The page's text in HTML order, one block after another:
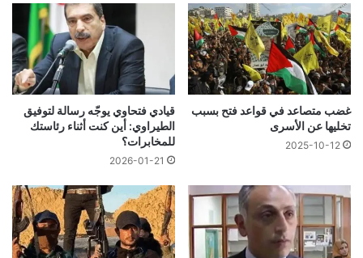
غضب متصاعد في قواعد فتح بسبب
تخليها عن الأسرى
2025-10-12
قيادي فتحاوي يوجّه رسالة لتوفيق
الطيراوي: أين كنت أثناء رئاستك
للمخابرات؟
2026-01-21